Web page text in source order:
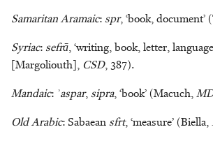
Samaritan Aramaic: spr, ‘book, document’
Syriac: sefrā, ‘writing, book, letter,
[Margoliouth], CSD, 387).
Mandaic: ʾaspar, sipra, ‘book’ (Macuch,
Old Arabic: Sabaean sfrt, ‘measure’ (Biella,